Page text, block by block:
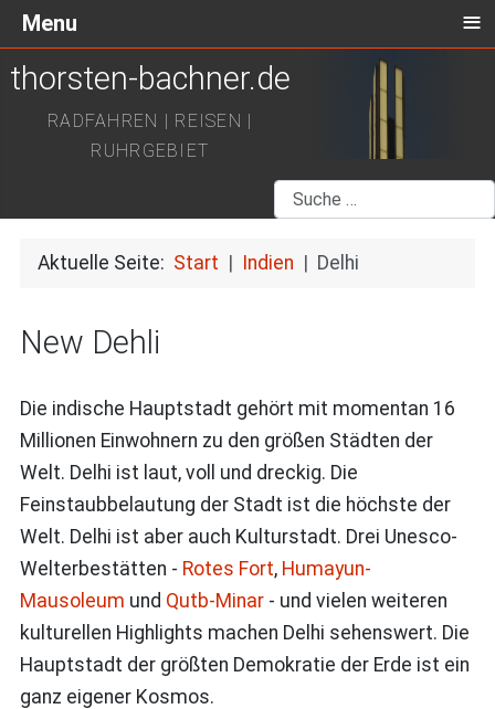
thorsten-bachner.de
RADFAHREN | REISEN |
RUHRGEBIET
Suchen
Aktuelle Seite: Start Indien Delhi
New Dehli
Die indische Hauptstadt gehört mit momentan 16
Millionen Einwohnern zu den größen Städten der
Welt. Delhi ist laut, voll und dreckig. Die
Feinstaubbelautung der Stadt ist die höchste der
Welt. Delhi ist aber auch Kulturstadt. Drei Unesco-
Welterbestätten - Rotes Fort, Humayun-
Mausoleum und Qutb-Minar- und vielen weiteren
kulturellen Highlights machen Delhi sehenswert. Die
Hauptstadt der größten Demokratie der Erde ist ein
ganz eigener Kosmos.
Menu ≡